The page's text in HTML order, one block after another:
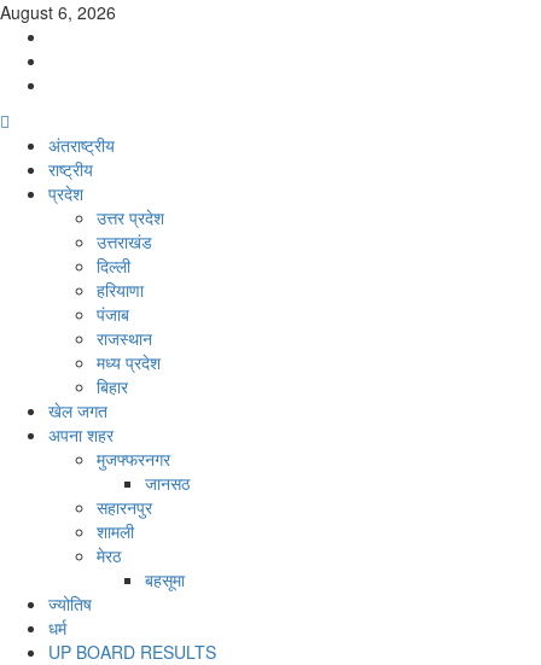
Skip
content
August 6, 2026
Menuअंतराष्ट्रीय
राष्ट्रीय
प्रदेश
उत्तर प्रदेश
उत्तराखंड
दिल्ली
हरियाणा
पंजाब
राजस्थान
मध्य प्रदेश
बिहार
खेल जगत
अपना शहर
मुजफ्फरनगर
जानसठ
सहारनपुर
शामली
मेरठ
बहसूमा
ज्योतिष
धर्म
UP BOARD RESULTS